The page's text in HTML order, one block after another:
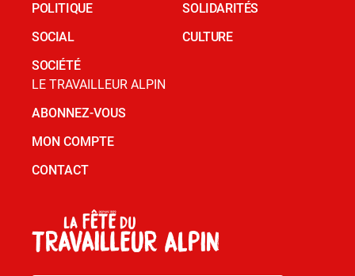
POLITIQUE
SOCIAL
SOCIÉTÉ
SOLIDARITÉS
CULTURE
LE TRAVAILLEUR ALPIN
ABONNEZ-VOUS
MON COMPTE
CONTACT